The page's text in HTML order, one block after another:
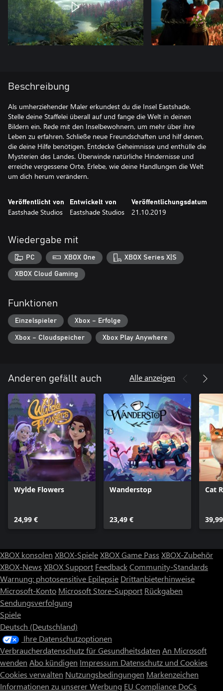
Beschreibung
Als umherziehender Maler erkundest du die Insel Eastshade.
Stelle deine Staffelei überall auf und fange die Welt in deinen
Bildern ein. Rede mit den Inselbewohnern, um mehr über ihre
Leben zu erfahren. Schließe neue Freundschaften und hilf denen,
die deine Hilfe benötigen. Entdecke Geheimnisse und enthülle die
Mysterien des Landes. Überwinde natürliche Hindernisse und
erreiche vergessene Orte. Erlebe, wie deine Handlungen die Welt
um dich herum verändern.
Veröffentlicht von
Eastshade Studios
Entwickelt von
Eastshade Studios
Veröffentlichungsdatum
21.10.2019
Wiedergabe mit
PC XBOX One XBOX Series X|S
XBOX Cloud Gaming
Funktionen
Einzelspieler Xbox – Erfolge
Xbox – Cloudspeicher Xbox Play Anywhere
Anderen gefällt auch Alle anzeigen
Wylde Flowers
24,99 €
Wanderstop
23,49 €
Cat
XBOX konsolen XBOX-SpieleXBOX Game Pass XBOX-Zubehör
XBOX-News XBOX Support FeedbackCommunity-Standards
Warnung: photosensitive Epilepsie Drittanbieterhinweise
Microsoft-Konto Microsoft Store-Support Rückgaben
Sendungsverfolgung
Spiele
Deutsch (Deutschland)
Ihre Datenschutzoptionen
Verbraucherdatenschutz für Gesundheitsdaten An Microsoft
wenden Abo kündigen Impressum Datenschutz und Cookies
Cookies verwalten Nutzungsbedingungen Markenzeichen
Informationen zu unserer Werbung EU Compliance DoCs